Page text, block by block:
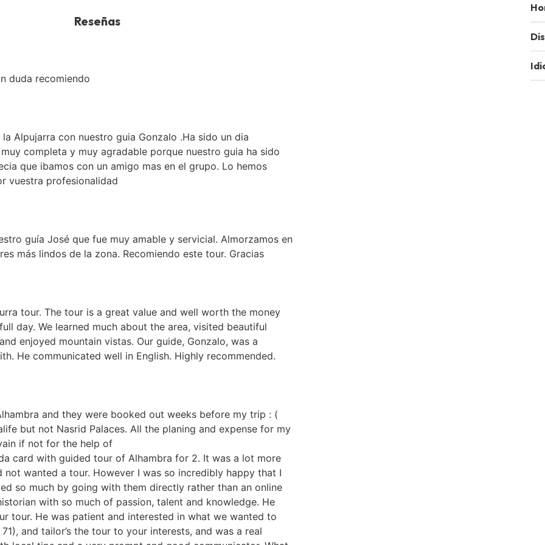
Reseñas
duda recomiendo
Alpujarra con nuestro guia Gonzalo .Ha sido un dia
completa y muy agradable porque nuestro guia ha sido
que ibamos con un amigo mas en el grupo. Lo hemos
vuestra profesionalidad
guía José que fue muy amable y servicial. Almorzamos en
más lindos de la zona. Recomiendo este tour. Gracias
tour. The tour is a great value and well worth the money
day. We learned much about the area, visited beautiful
enjoyed mountain vistas. Our guide, Gonzalo, was a
He communicated well in English. Highly recommended.
and they were booked out weeks before my trip : (
but not Nasrid Palaces. All the planing and expense for my
if not for the help of
card with guided tour of Alhambra for 2. It was a lot more
not wanted a tour. However I was so incredibly happy that I
so much by going with them directly rather than an online
with so much of passion, talent and knowledge. He
tour. He was patient and interested in what we wanted to
and tailor’s the tour to your interests, and was a real